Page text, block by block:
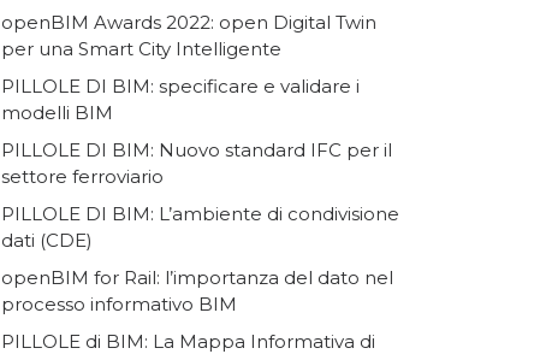
openBIM Awards 2022: open Digital Twin
per una Smart City Intelligente
PILLOLE DI BIM: specificare e validare i
modelli BIM
PILLOLE DI BIM: Nuovo standard IFC per il
settore ferroviario
PILLOLE DI BIM: L’ambiente di condivisione
dati (CDE)
openBIM for Rail: l’importanza del dato nel
processo informativo BIM
PILLOLE di BIM: La Mappa Informativa di